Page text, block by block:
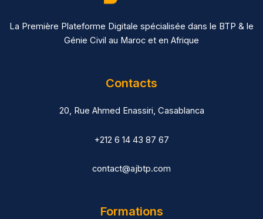
La Première Plateforme Digitale spécialisée dans le BTP & le
Génie Civil au Maroc et en Afrique
Contacts
20, Rue Ahmed Enassiri, Casablanca
+212 6 14 43 87 67
contact@ajbtp.com
Formations